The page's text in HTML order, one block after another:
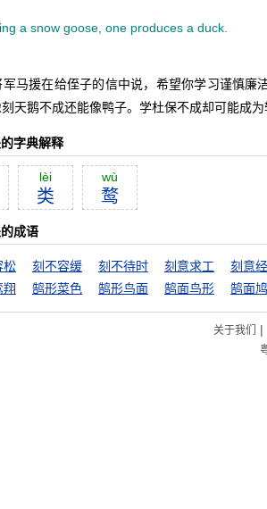
a snow goose, one produces a duck.
马援在给侄子的信中说，希望你学习谨慎
天鹅不成还能像鸭子。学杜保不成却可能成
字典解释
lèi
类
wù
鹜
成语
松 刻不容缓 刻不待时 刻意求工
刻意
鹄形菜色 鹄形鸟面 鹄面鸟形 鹄面
关于我们 |